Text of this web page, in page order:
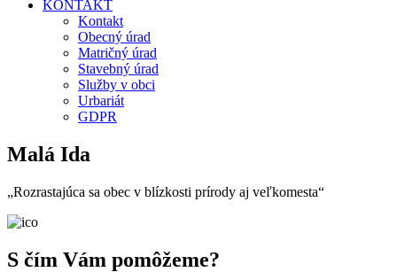
KONTAKT
Kontakt
Obecný úrad
Matričný úrad
Stavebný úrad
Služby v obci
Urbariát
GDPR
Malá Ida
„Rozrastajúca sa obec v blízkosti prírody aj veľkomesta“
S čím Vám pomôžeme?